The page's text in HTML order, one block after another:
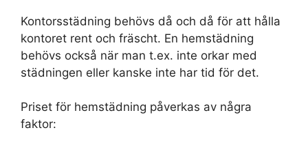
Kontorsstädning behövs då och då för att hålla
kontoret rent och fräscht. En hemstädning
behövs också när man t.ex. inte orkar med
städningen eller kanske inte har tid för det.
Priset för hemstädning påverkas av några
faktor: